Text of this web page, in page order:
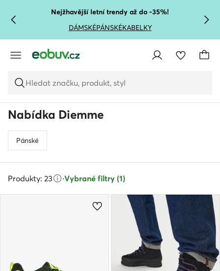
PŘEJÍT NA HLAVNÍ OBSAH
PŘEJÍT NA VYHLEDÁVÁNÍ
Nejžhavější letní trendy až do -35%!
DÁMSKÉPÁNSKÉKABELKY
Hledat značku, produkt, styl
Nabídka Diemme
Pánské
Produkty: 23 ·Vybrané filtry (1)